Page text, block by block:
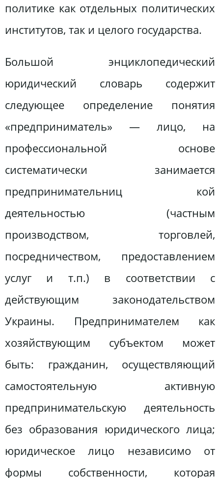
политике как отдельных политических
институтов, так и целого государства.
Большой энциклопедический
юридический словарь содержит
следующее определение понятия
«предприниматель» — лицо, на
профессиональной основе
систематически занимается
предпринимательниц кой
деятельностью (частным
производством, торговлей,
посредничеством, предоставлением
услуг и т.п.) в соответствии с
действующим законодательством
Украины. Предпринимателем как
хозяйствующим субъектом может
быть: гражданин, осуществляющий
самостоятельную активную
предпринимательскую деятельность
без образования юридического лица;
юридическое лицо независимо от
формы собственности, которая